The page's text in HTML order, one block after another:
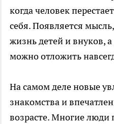
когда человек
себя. Появляется
жизнь детей и внуков,
можно отложить
На самом деле новые
знакомства и
возрасте. Многие люди